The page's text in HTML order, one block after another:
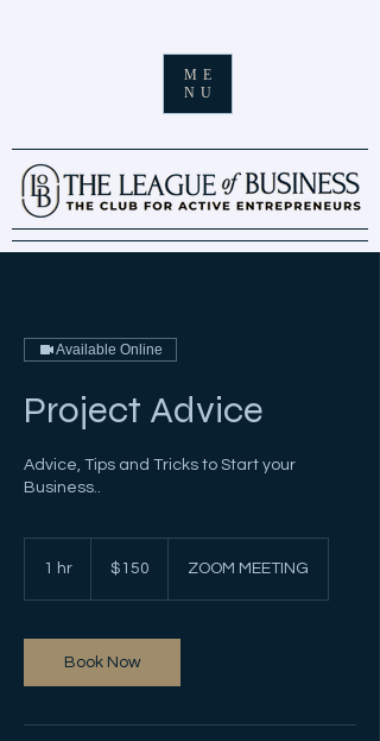
ME
NU
Available Online
Project Advice
Advice, Tips and Tricks to Start your
Business..
1 hr
dollars$150 ZOOM MEETING
Book Now